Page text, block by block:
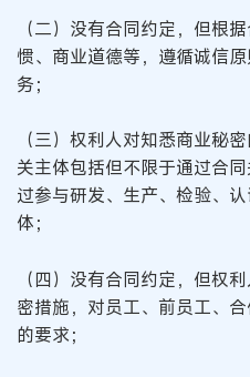
（二）没有合同约定，但根
惯、商业道德等，遵循诚信
务；
（三）权利人对知悉商业秘
关主体包括但不限于通过合
过参与研发、生产、检验、
体；
（四）没有合同约定，但权
密措施，对员工、前员工、
的要求；